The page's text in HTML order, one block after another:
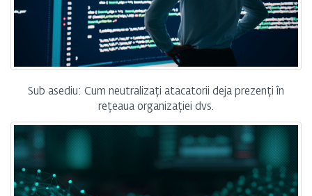
Sub asediu: Cum neutralizați atacatorii deja prezenți în
rețeaua organizației dvs.